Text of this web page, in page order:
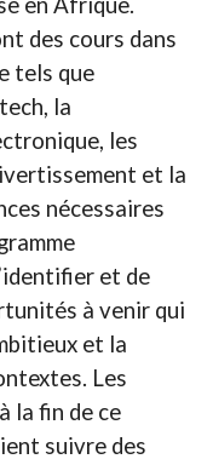
des cours dans
tels que
la
les
et la
nécessaires
et de
à venir qui
et la
Les
la fin de ce
suivre des